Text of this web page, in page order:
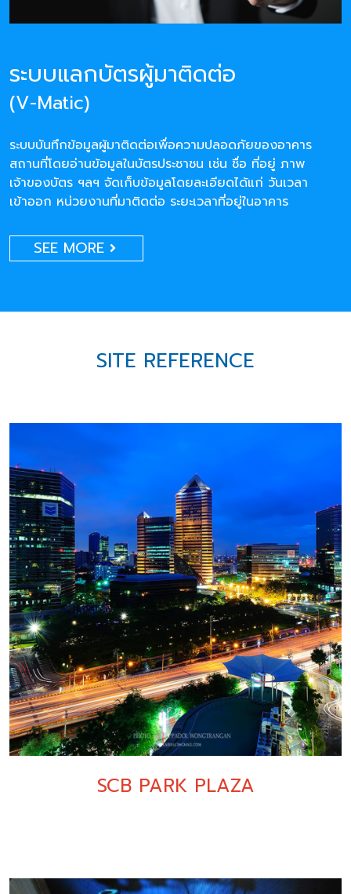
ระบบแลกบัตรผู้มาติดต่อ
(V-Matic)
ระบบบันทึกข้อมูลผู้มาติดต่อเพื่อความปลอดภัยของอาคาร
สถานที่โดยอ่านข้อมูลในบัตรประชาชน เช่น ชื่อ ที่อยู่ ภาพ
เจ้าของบัตร ฯลฯ จัดเก็บข้อมูลโดยละเอียดได้แก่ วันเวลา
เข้าออก หน่วยงานที่มาติดต่อ ระยะเวลาที่อยู่ในอาคาร
SEE MORE
SITE REFERENCE
SCB PARK PLAZA